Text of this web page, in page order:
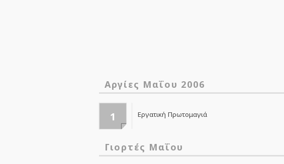
Αργίες Μαΐου 2006
1 Εργατική Πρωτομαγιά
Γιορτές Μαΐου